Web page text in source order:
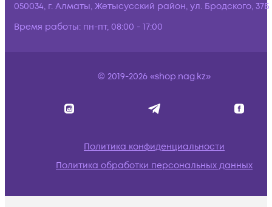
050034, г. Алматы, Жетысусский район, ул. Бродского, 37Б
Время работы: пн-пт, 08:00 - 17:00
© 2019-2026 «shop.nag.kz»
Политика конфиденциальности
Политика обработки персональных данных